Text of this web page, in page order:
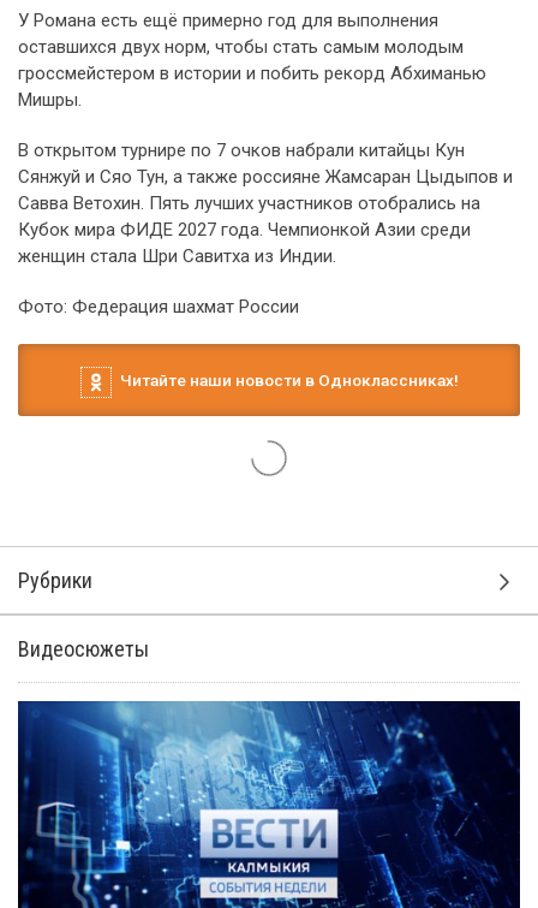
У Романа есть ещё примерно год для выполнения
оставшихся двух норм, чтобы стать самым молодым
гроссмейстером в истории и побить рекорд Абхиманью
Мишры.
В открытом турнире по 7 очков набрали китайцы Кун
Сянжуй и Сяо Тун, а также россияне Жамсаран Цыдыпов и
Савва Ветохин. Пять лучших участников отобрались на
Кубок мира ФИДЕ 2027 года. Чемпионкой Азии среди
женщин стала Шри Савитха из Индии.
Фото: Федерация шахмат России
Читайте наши новости в Одноклассниках!
Рубрики
Видеосюжеты